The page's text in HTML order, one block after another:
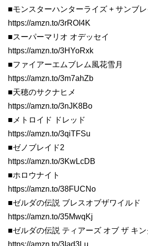
■モンスターハンターライズ + サンブレ
https://amzn.to/3rROI4K
■スーパーマリオ オデッセイ
https://amzn.to/3HYoRxk
■ファイアーエムブレム風花雪月
https://amzn.to/3m7ahZb
■天穂のサクナヒメ
https://amzn.to/3nJK8Bo
■メトロイド ドレッド
https://amzn.to/3qiTFSu
■ゼノブレイド2
https://amzn.to/3KwLcDB
■ホロウナイト
https://amzn.to/38FUCNo
■ゼルダの伝説 ブレスオブザワイルド
https://amzn.to/35MwqKj
■ゼルダの伝説 ティアーズ オブ ザ キン
https://amzn.to/3Iad3Lu